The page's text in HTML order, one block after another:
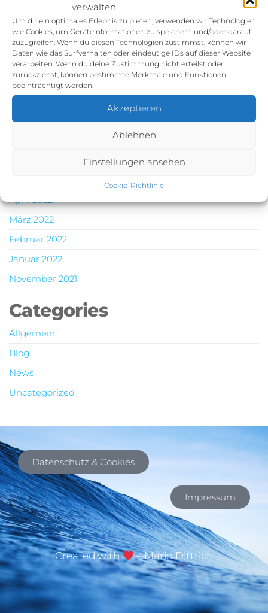
verwalten
Um dir ein optimales Erlebnis zu bieten, verwenden wir Technologien
wie Cookies, um Geräteinformationen zu speichern und/oder darauf
zuzugreifen. Wenn du diesen Technologien zustimmst, können wir
Daten wie das Surfverhalten oder eindeutige IDs auf dieser Website
verarbeiten. Wenn du deine Zustimmung nicht erteilst oder
zurückziehst, können bestimmte Merkmale und Funktionen
beeinträchtigt werden.
Akzeptieren
Ablehnen
Einstellungen ansehen
Cookie-Richtlinie
Archives
Mai 2023
März 2023
Dezember 2022
November 2022
Oktober 2022
April 2022
März 2022
Februar 2022
Januar 2022
November 2021
Categories
Allgemein
Blog
News
Uncategorized
Datenschutz & Cookies
Impressum
Created with – Mario Dittrich